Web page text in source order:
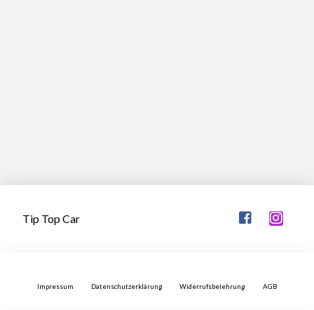
Tip Top Car
Impressum Datenschutzerklärung Widerrufsbelehrung AGB